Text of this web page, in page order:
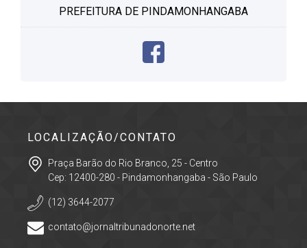
PREFEITURA DE PINDAMONHANGABA
LOCALIZAÇÃO/CONTATO
Praça Barão do Rio Branco, 25 - Centro
Cep: 12400-280 - Pindamonhangaba - São Paulo
(12) 3644-2077
contato@jornaltribunadonorte.net